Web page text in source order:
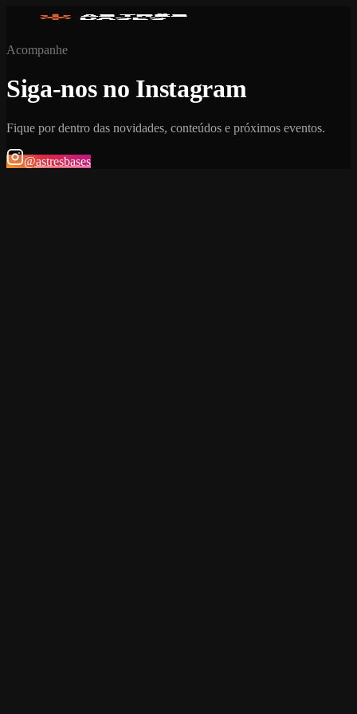
Acompanhe
Siga-nos no Instagram
Fique por dentro das novidades, conteúdos e próximos eventos.
@astresbases